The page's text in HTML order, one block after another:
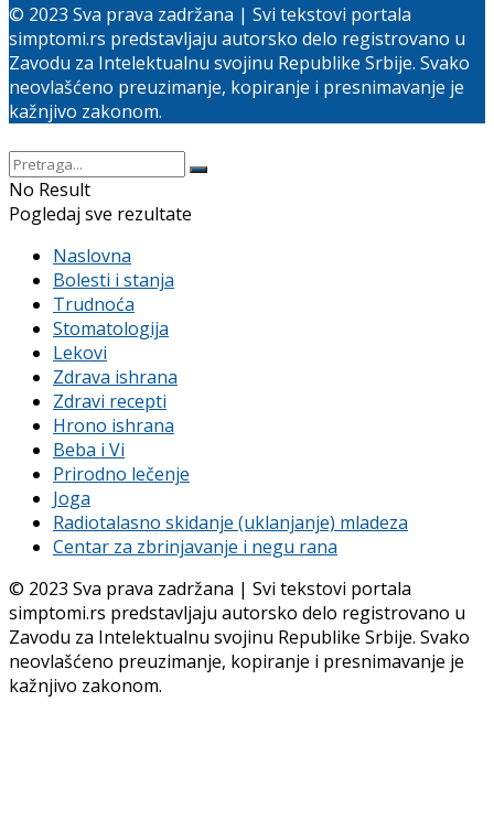
© 2023 Sva prava zadržana | Svi tekstovi portala
simptomi.rs predstavljaju autorsko delo registrovano u
Zavodu za Intelektualnu svojinu Republike Srbije. Svako
neovlašćeno preuzimanje, kopiranje i presnimavanje je
kažnjivo zakonom.
No Result
Pogledaj sve rezultate
Naslovna
Bolesti i stanja
Trudnoća
Stomatologija
Lekovi
Zdrava ishrana
Zdravi recepti
Hrono ishrana
Beba i Vi
Prirodno lečenje
Joga
Radiotalasno skidanje (uklanjanje) mladeza
Centar za zbrinjavanje i negu rana
© 2023 Sva prava zadržana | Svi tekstovi portala
simptomi.rs predstavljaju autorsko delo registrovano u
Zavodu za Intelektualnu svojinu Republike Srbije. Svako
neovlašćeno preuzimanje, kopiranje i presnimavanje je
kažnjivo zakonom.